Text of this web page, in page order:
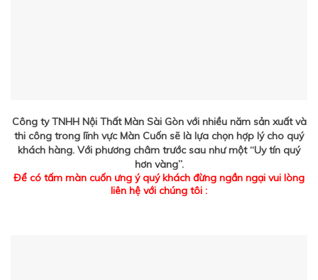
Công ty TNHH Nội Thất Màn Sài Gòn với nhiều năm sản xuất và
thi công trong lĩnh vực Màn Cuốn sẽ là lựa chọn hợp lý cho quý
khách hàng. Với phương châm trước sau như một “Uy tín quý
hơn vàng”.
Để có tấm màn cuốn ưng ý quý khách đừng ngần ngại vui lòng
liên hệ với chúng tôi :